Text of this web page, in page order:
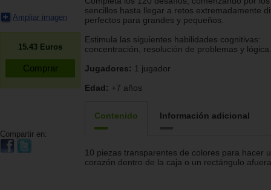
Ampliar imagen
15.43 Euros
Compartir en:
sencillos hasta llegar a retos extremadamente
perfectos para grandes y pequeños.
Estimula las siguientes habilidades cognitivas:
concentración, resolución de problemas y lógica.
Jugadores: 1 jugador
Edad: +7 años
Contenido Información adicional
10 piezas transparentes de colores para hacer
corazón dentro de la caja o un rectángulo